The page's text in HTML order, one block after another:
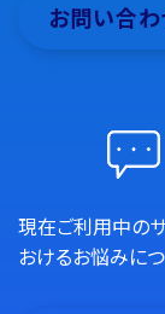
お問い合わ
現在ご利用中の
おけるお悩みに